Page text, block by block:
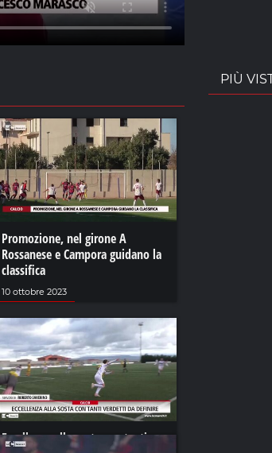
Promozione, nel girone A
Rossanese e Campora guidano la
classifica
10 ottobre 2023
Eccellenza alla sosta con tanti
PIÙ